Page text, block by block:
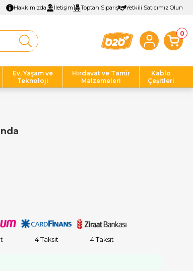
Hakkımızda İletişim Toptan Sipariş Yetkili Satıcımız Olun
0
Ev, Yaşam ve
Teknoloji
Hırdavat ve Tamir
Malzemeleri
Kablo
Çeşitleri
4 Taksit 4 Taksit